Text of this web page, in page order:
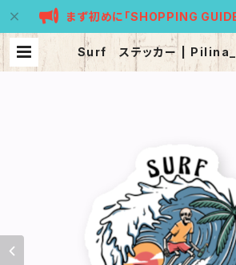
まず初めに「SHOPPING GUIDE
Surf ステッカー |
te402